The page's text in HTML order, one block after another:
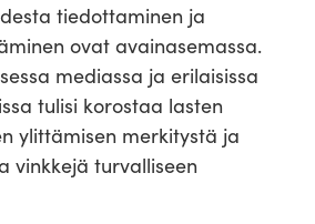
tiedottaminen ja
ovat avainasemassa.
mediassa ja erilaisissa
tulisi korostaa lasten
ylittämisen merkitystä ja
vinkkejä turvalliseen